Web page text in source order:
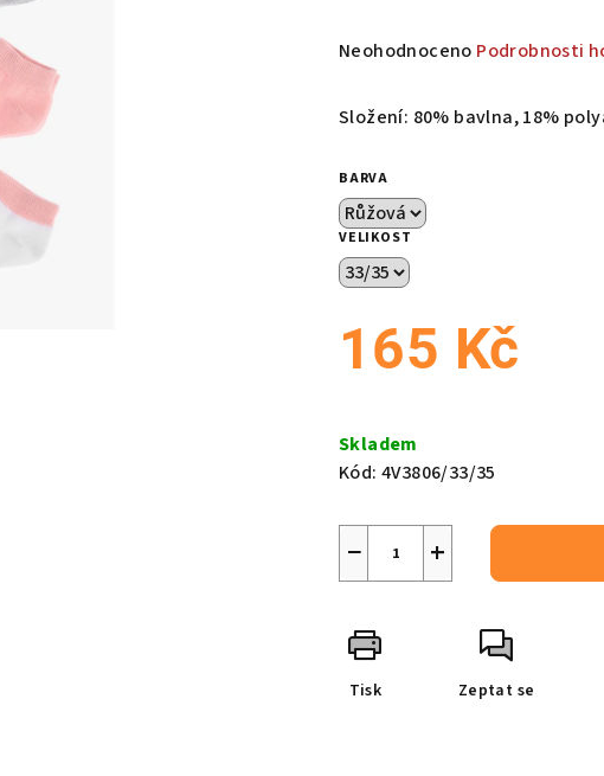
Průměrné
produktu
z
5
hvězdiček.
Neohodnoceno Podrobnosti
Složení: 80% bavlna, 18%
BARVA
VELIKOST
165 Kč
cena:
Skladem
Kód: 4V3806/33/35
+
−
Tisk Zeptat se